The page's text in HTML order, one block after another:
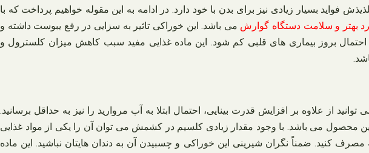
بسیار زیادی نیز برای بدن با خود دارد. در ادامه به این مقوله خواهیم پرداخت که با
بهتر و سلامت دستگاه گوارش می باشد. این خوراکی تاثیر به سزایی در رفع یبوست داشته و
بروز بیماری های قلبی کم شود. این ماده غذایی مفید سبب کاهش میزان کلسترول و
علاوه بر افزایش قدرت بینایی، احتمال ابتلا به آب مروارید را نیز به حداقل برسانید.
می باشد. با وجود مقدار زیادی کلسیم در کشمش می توان آن را یکی از مواد غذایی
مصرف کنید. ضمناً نگران شیرینی این خوراکی و چسبیدن آن به دندان هایتان نباشید. این ماده